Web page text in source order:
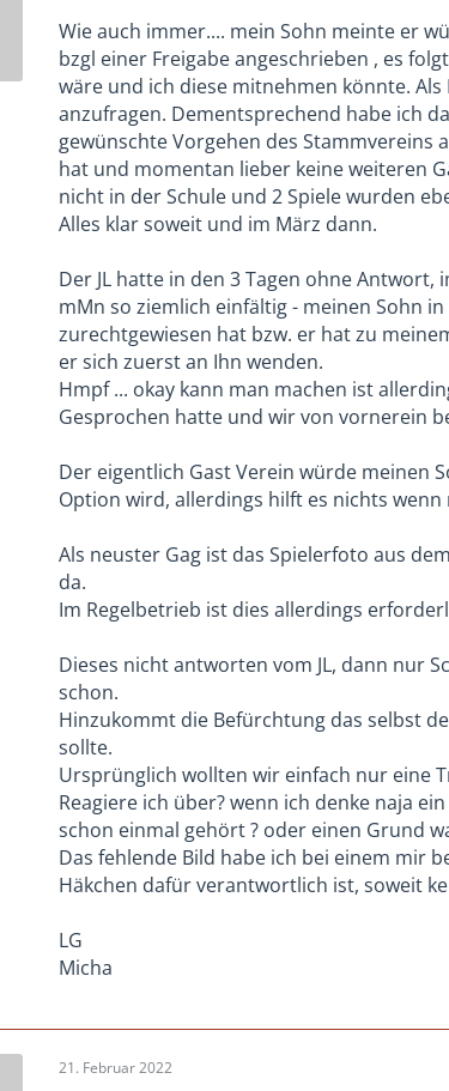
Wie auch immer.... mein Sohn meinte er
bzgl einer Freigabe angeschrieben , es
wäre und ich diese mitnehmen könnte.
anzufragen. Dementsprechend habe ich
gewünschte Vorgehen des Stammvereins
hat und momentan lieber keine weiteren
nicht in der Schule und 2 Spiele wurden
Alles klar soweit und im März dann.
Der JL hatte in den 3 Tagen ohne
mMn so ziemlich einfältig - meinen Sohn
zurechtgewiesen hat bzw. er hat zu
er sich zuerst an Ihn wenden.
Hmpf ... okay kann man machen ist
Gesprochen hatte und wir von vornerein
Der eigentlich Gast Verein würde meinen
Option wird, allerdings hilft es nichts
Als neuster Gag ist das Spielerfoto aus
da.
Im Regelbetrieb ist dies allerdings
Dieses nicht antworten vom JL, dann nur
schon.
Hinzukommt die Befürchtung das selbst
sollte.
Ursprünglich wollten wir einfach nur eine
Reagiere ich über? wenn ich denke naja
schon einmal gehört ? oder einen Grund
Das fehlende Bild habe ich bei einem mir
Häkchen dafür verantwortlich ist, soweit
LG
Micha
21. Februar 2022